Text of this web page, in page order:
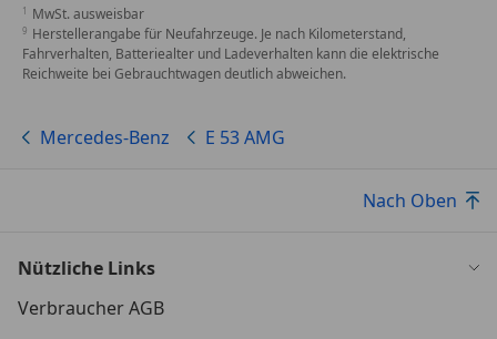
MwSt. ausweisbar
Herstellerangabe für Neufahrzeuge. Je nach Kilometerstand,
Fahrverhalten, Batteriealter und Ladeverhalten kann die elektrische
Reichweite bei Gebrauchtwagen deutlich abweichen.
Mercedes-Benz E 53 AMG
Nach Oben
Nützliche Links
Verbraucher AGB